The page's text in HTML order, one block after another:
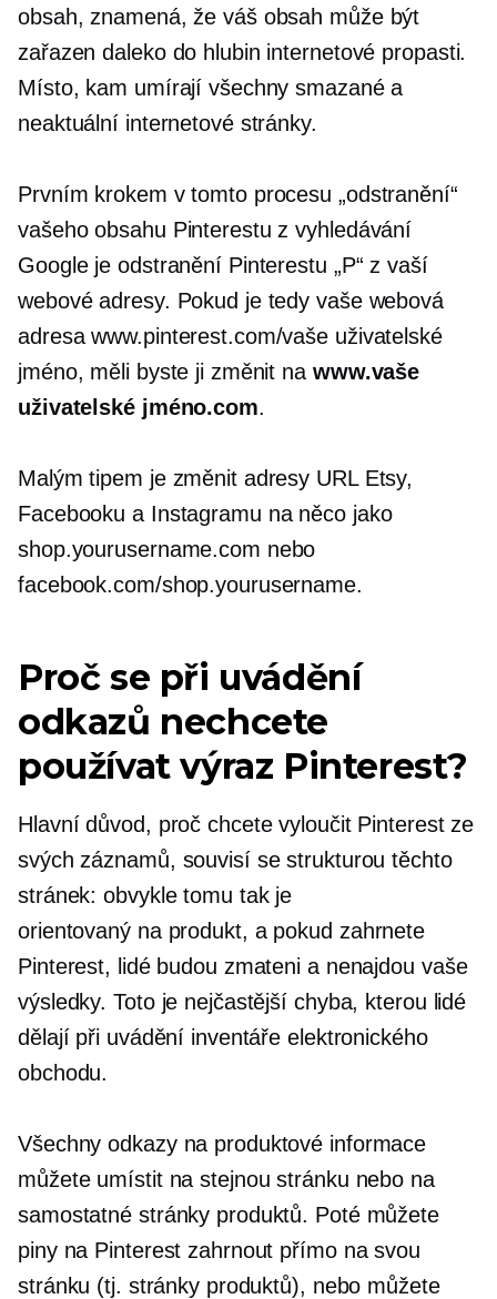
obsah, znamená, že váš obsah může být
zařazen daleko do hlubin internetové propasti.
Místo, kam umírají všechny smazané a
neaktuální internetové stránky.
Prvním krokem v tomto procesu „odstranění“
vašeho obsahu Pinterestu z vyhledávání
Google je odstranění Pinterestu „P“ z vaší
webové adresy. Pokud je tedy vaše webová
adresa www.pinterest.com/vaše uživatelské
jméno, měli byste ji změnit na www.vaše
uživatelské jméno.com.
Malým tipem je změnit adresy URL Etsy,
Facebooku a Instagramu na něco jako
shop.yourusername.com nebo
facebook.com/shop.yourusername.
Proč se při uvádění
odkazů nechcete
používat výraz Pinterest?
Hlavní důvod, proč chcete vyloučit Pinterest ze
svých záznamů, souvisí se strukturou těchto
stránek: obvykle tomu tak je
orientovaný na produkt, a pokud zahrnete
Pinterest, lidé budou zmateni a nenajdou vaše
výsledky. Toto je nejčastější chyba, kterou lidé
dělají při uvádění inventáře elektronického
obchodu.
Všechny odkazy na produktové informace
můžete umístit na stejnou stránku nebo na
samostatné stránky produktů. Poté můžete
piny na Pinterest zahrnout přímo na svou
stránku (tj. stránky produktů), nebo můžete